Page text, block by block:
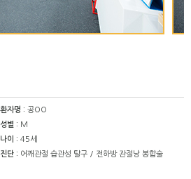
환자명 : 공OO
성별 : M
나이 : 45세
진단 : 어깨관절 습관성 탈구 / 전하방 관절낭 봉합술